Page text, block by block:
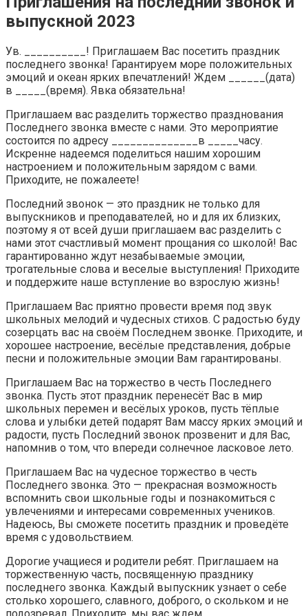
выпускной 2023
Ув. __________! Приглашаем Вас посетить праздник
последнего звонка! Гарантируем море положительных
эмоций и океан ярких впечатлений! Ждем ______(дата)
в _____(время). Явка обязательна!
Приглашаем вас разделить торжество празднования
Последнего звонка вместе с нами. Это мероприятие
состоится по адресу ______________в _____часу.
Искренне надеемся поделиться нашим хорошим
настроением и положительным зарядом с вами.
Приходите, не пожалеете!
Последний звонок — это праздник не только для
выпускников и преподавателей, но и для их близких,
поэтому я от всей души приглашаем вас разделить с
нами этот счастливый момент прощания со школой! Вас
гарантированно ждут незабываемые эмоции,
трогательные слова и веселые выступления! Приходите
и поддержите наше вступление во взрослую жизнь!
Приглашаем Вас приятно провести время под звук
школьных мелодий и чудесных стихов. С радостью буду
созерцать вас на своём Последнем звонке. Приходите, и
хорошее настроение, весёлые представления, добрые
песни и положительные эмоции Вам гарантированы.
Приглашаем Вас на торжество в честь Последнего
звонка. Пусть этот праздник перенесёт Вас в мир
школьных перемен и весёлых уроков, пусть тёплые
слова и улыбки детей подарят Вам массу ярких эмоций и
радости, пусть Последний звонок прозвенит и для Вас,
напомнив о том, что впереди солнечное ласковое лето.
Приглашаем Вас на чудесное торжество в честь
Последнего звонка. Это — прекрасная возможность
вспомнить свои школьные годы и познакомиться с
увлечениями и интересами современных учеников.
Надеюсь, Вы сможете посетить праздник и проведёте
время с удовольствием.
Дорогие учащиеся и родители ребят. Приглашаем на
торжественную часть, посвященную празднику
последнего звонка. Каждый выпускник узнает о себе
столько хорошего, славного, доброго, о скольком и не
подозревал. Приходите, мы вас ждем.